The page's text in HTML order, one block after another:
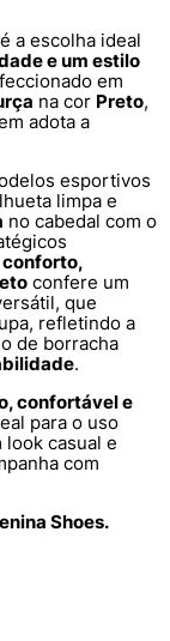
é a escolha ideal
e um estilo
em
na cor Preto,
adota a
esportivos
limpa e
no cabedal com o
conforto,
confere um
que
refletindo a
de borracha
.
confortável e
para o uso
casual e
com
Shoes.